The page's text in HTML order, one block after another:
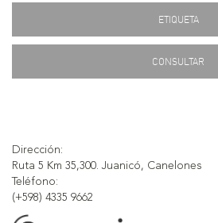
ETIQUETA
CONSULTAR
Dirección:
Ruta 5 Km 35,300. Juanicó, Canelones
Teléfono:
(+598) 4335 9662